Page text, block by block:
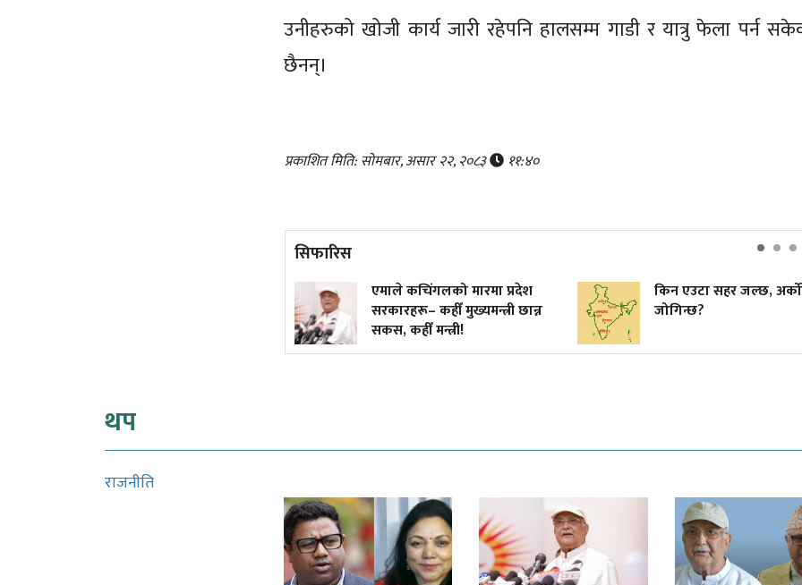
उनीहरुको खोजी कार्य जारी रहेपनि हालसम्म गाडी र यात्रु फेला पर्न
छैनन्।
प्रकाशित मिति: सोमबार, असार २२, २०८३ ११:४०
सिफारिस
एमाले कचिंगलको मारमा प्रदेश
सरकारहरू– कहीँ मुख्यमन्त्री छान्न
सकस, कहीँ मन्त्री!
किन एउटा सहर जल्छ, अर्को
जोगिन्छ?
थप
राजनीति